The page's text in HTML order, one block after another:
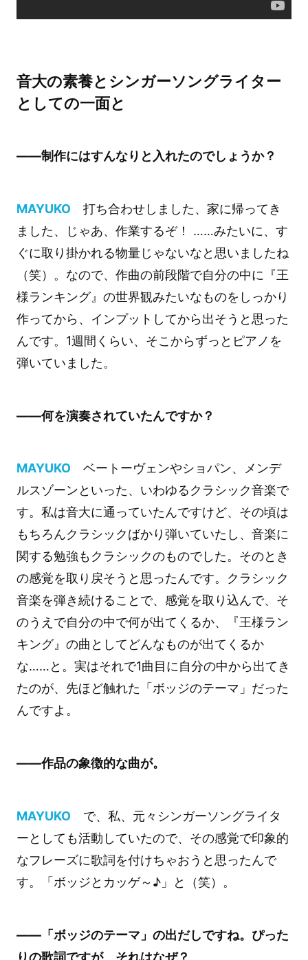
音大の素養とシンガーソングライター
としての一面と
――制作にはすんなりと入れたのでしょうか？
MAYUKO 打ち合わせしました、家に帰ってき
ました、じゃあ、作業するぞ！ ……みたいに、す
ぐに取り掛かれる物量じゃないなと思いましたね
（笑）。なので、作曲の前段階で自分の中に『王
様ランキング』の世界観みたいなものをしっかり
作ってから、インプットしてから出そうと思った
んです。1週間くらい、そこからずっとピアノを
弾いていました。
――何を演奏されていたんですか？
MAYUKO ベートーヴェンやショパン、メンデ
ルスゾーンといった、いわゆるクラシック音楽で
す。私は音大に通っていたんですけど、その頃は
もちろんクラシックばかり弾いていたし、音楽に
関する勉強もクラシックのものでした。そのとき
の感覚を取り戻そうと思ったんです。クラシック
音楽を弾き続けることで、感覚を取り込んで、そ
のうえで自分の中で何が出てくるか、『王様ラン
キング』の曲としてどんなものが出てくるか
な……と。実はそれで1曲目に自分の中から出てき
たのが、先ほど触れた「ボッジのテーマ」だった
んですよ。
――作品の象徴的な曲が。
MAYUKO で、私、元々シンガーソングライタ
ーとしても活動していたので、その感覚で印象的
なフレーズに歌詞を付けちゃおうと思ったんで
す。「ボッジとカッゲ～♪」と（笑）。
――「ボッジのテーマ」の出だしですね。ぴった
りの歌詞ですが、それはなぜ？